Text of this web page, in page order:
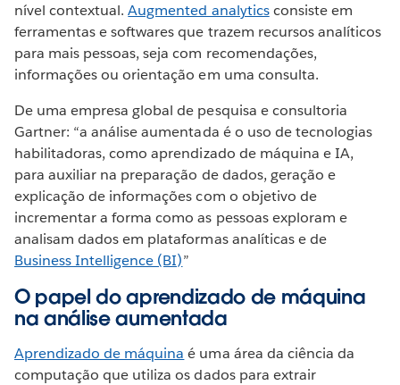
nível contextual.Augmented analyticsconsiste em
ferramentas e softwares que trazem recursos analíticos
para mais pessoas, seja com recomendações,
informações ou orientação em uma consulta.
De uma empresa global de pesquisa e consultoria
Gartner: “a análise aumentada é o uso de tecnologias
habilitadoras, como aprendizado de máquina e IA,
para auxiliar na preparação de dados, geração e
explicação de informações com o objetivo de
incrementar a forma como as pessoas exploram e
analisam dados em plataformas analíticas e de
Business Intelligence (BI)”
O papel do aprendizado de máquina
na análise aumentada
Aprendizado de máquina é uma área da ciência da
computação que utiliza os dados para extrair